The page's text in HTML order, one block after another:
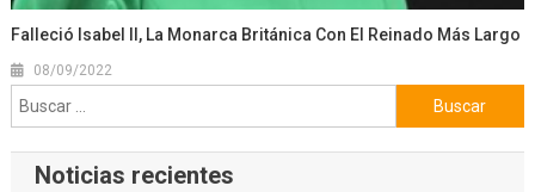
Falleció Isabel II, La Monarca Británica Con El Reinado Más Largo
08/09/2022
Buscar:
Noticias recientes